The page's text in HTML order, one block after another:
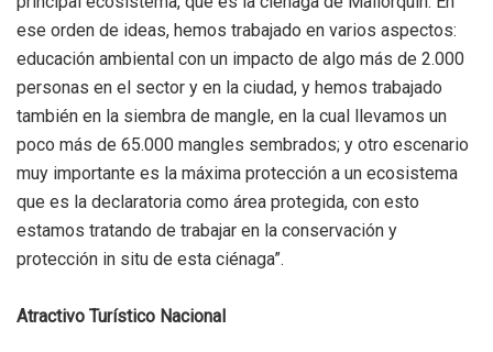
ese orden de ideas, hemos trabajado en varios aspectos:
educación ambiental con un impacto de algo más de 2.000
personas en el sector y en la ciudad, y hemos trabajado
también en la siembra de mangle, en la cual llevamos un
poco más de 65.000 mangles sembrados; y otro escenario
muy importante es la máxima protección a un ecosistema
que es la declaratoria como área protegida, con esto
estamos tratando de trabajar en la conservación y
protección in situ de esta ciénaga”.
Atractivo Turístico Nacional